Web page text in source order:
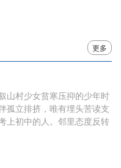
更多
山村少女贫寒压抑的少年时
孤立排挤，唯有埋头苦读支
上初中的人。邻里态度反转